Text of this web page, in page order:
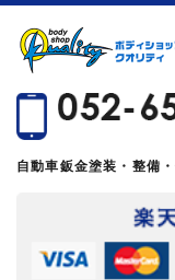
自動車鈑金塗装・整備